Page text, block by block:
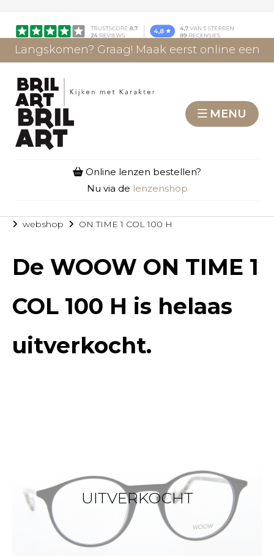
Langskomen? Graag! Maak eerst online een
MENU
Online lenzen bestellen?
Nu via de lenzenshop
webshop ON TIME 1 COL 100 H
De WOOW ON TIME 1
COL 100 H is helaas
uitverkocht.
UITVERKOCHT